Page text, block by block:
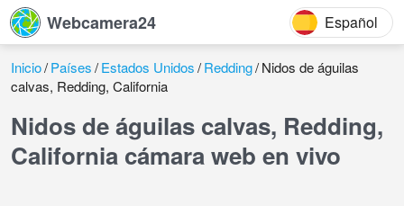
Webcamera24 Español
Inicio Países Estados Unidos Redding Nidos de águilas
calvas, Redding, California
Nidos de águilas calvas, Redding,
California cámara web en vivo